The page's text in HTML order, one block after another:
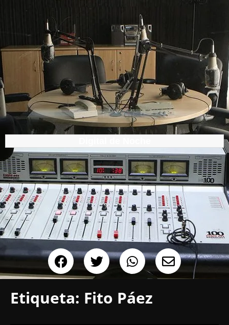
Etiqueta: Fito Páez